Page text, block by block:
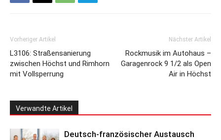
Vorheriger Artikel
L3106: Straßensanierung
zwischen Höchst und Rimhorn
mit Vollsperrung
Nächster Artikel
Rockmusik im Autohaus –
Garagenrock 9 1/2 als Open
Air in Höchst
Verwandte Artikel
Deutsch-französischer Austausch